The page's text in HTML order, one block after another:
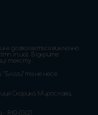
дозволяється виключно
Відкрите
тексту.
“Блоги” та не несе
Скорика Мирослава,
R40-03621